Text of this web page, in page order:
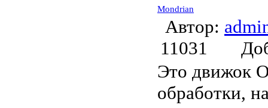
Mondrian
Автор:
11031
Это движок
обработки,